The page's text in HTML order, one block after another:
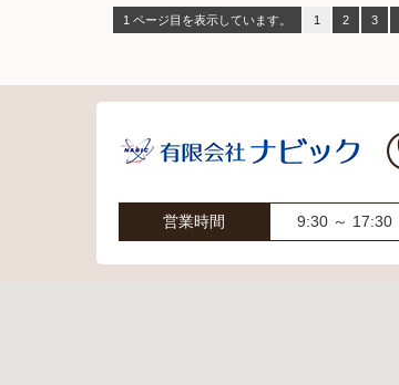
1 ページ目を表示しています。 1 2 3
営業時間 9:30 ～ 17:30